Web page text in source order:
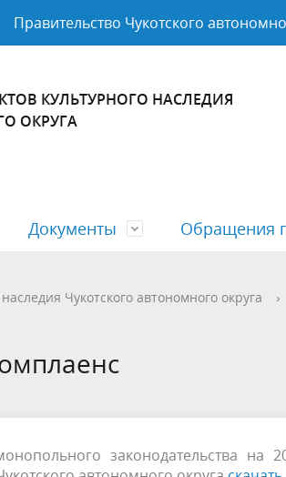
Правительство Чукотского
КУЛЬТУРНОГО НАСЛЕДИЯ
ОКРУГА
Контрольно-надзорная деятельность
Документы
Полезная информация
Финансовые документы
Обращения
Бесплатная юридическая помощь
Чукотского автономного округа ›
законодательства на